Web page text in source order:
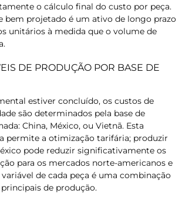
o cálculo final do custo por peça.
bem projetado é um ativo de longo prazo
unitários à medida que o volume de
​​DE PRODUÇÃO POR BASE DE
estiver concluído, os custos de
são determinados pela base de
China, México, ou Vietnã. Esta
permite a otimização tarifária; produzir
pode reduzir significativamente os
para os mercados norte-americanos e
de cada peça é uma combinação
de produção.